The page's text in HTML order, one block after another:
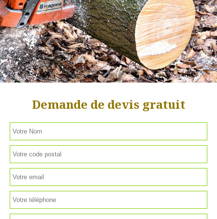
Demande de devis gratuit